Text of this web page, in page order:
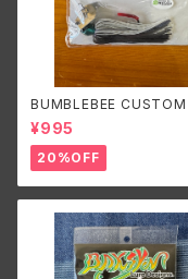
BUMBLEBEE CUSTOM
ES B-BLADE NARROW
z バンブルビーカスタムル
ビーブレードナロー 3/8oz
¥995
20%OFF